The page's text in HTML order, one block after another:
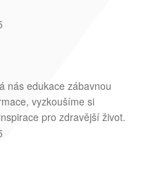
nás edukace zábavnou
vyzkoušíme si
pro zdravější život.